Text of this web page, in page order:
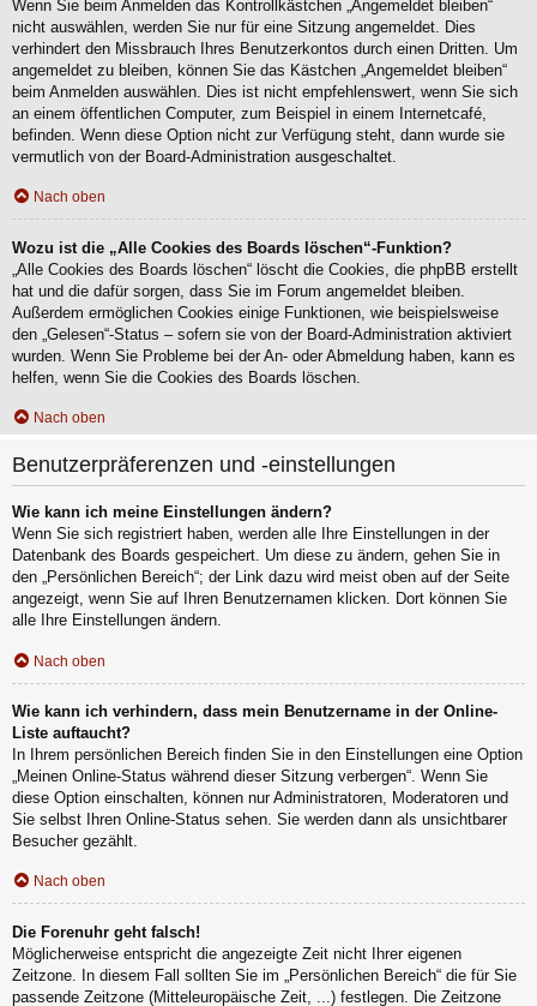
Wenn Sie beim Anmelden das Kontrollkästchen „Angemeldet bleiben“
nicht auswählen, werden Sie nur für eine Sitzung angemeldet. Dies
verhindert den Missbrauch Ihres Benutzerkontos durch einen Dritten. Um
angemeldet zu bleiben, können Sie das Kästchen „Angemeldet bleiben“
beim Anmelden auswählen. Dies ist nicht empfehlenswert, wenn Sie sich
an einem öffentlichen Computer, zum Beispiel in einem Internetcafé,
befinden. Wenn diese Option nicht zur Verfügung steht, dann wurde sie
vermutlich von der Board-Administration ausgeschaltet.
Nach oben
Wozu ist die „Alle Cookies des Boards löschen“-Funktion?
„Alle Cookies des Boards löschen“ löscht die Cookies, die phpBB erstellt
hat und die dafür sorgen, dass Sie im Forum angemeldet bleiben.
Außerdem ermöglichen Cookies einige Funktionen, wie beispielsweise
den „Gelesen“-Status – sofern sie von der Board-Administration aktiviert
wurden. Wenn Sie Probleme bei der An- oder Abmeldung haben, kann es
helfen, wenn Sie die Cookies des Boards löschen.
Nach oben
Benutzerpräferenzen und -einstellungen
Wie kann ich meine Einstellungen ändern?
Wenn Sie sich registriert haben, werden alle Ihre Einstellungen in der
Datenbank des Boards gespeichert. Um diese zu ändern, gehen Sie in
den „Persönlichen Bereich“; der Link dazu wird meist oben auf der Seite
angezeigt, wenn Sie auf Ihren Benutzernamen klicken. Dort können Sie
alle Ihre Einstellungen ändern.
Nach oben
Wie kann ich verhindern, dass mein Benutzername in der Online-
Liste auftaucht?
In Ihrem persönlichen Bereich finden Sie in den Einstellungen eine Option
„Meinen Online-Status während dieser Sitzung verbergen“. Wenn Sie
diese Option einschalten, können nur Administratoren, Moderatoren und
Sie selbst Ihren Online-Status sehen. Sie werden dann als unsichtbarer
Besucher gezählt.
Nach oben
Die Forenuhr geht falsch!
Möglicherweise entspricht die angezeigte Zeit nicht Ihrer eigenen
Zeitzone. In diesem Fall sollten Sie im „Persönlichen Bereich“ die für Sie
passende Zeitzone (Mitteleuropäische Zeit, ...) festlegen. Die Zeitzone